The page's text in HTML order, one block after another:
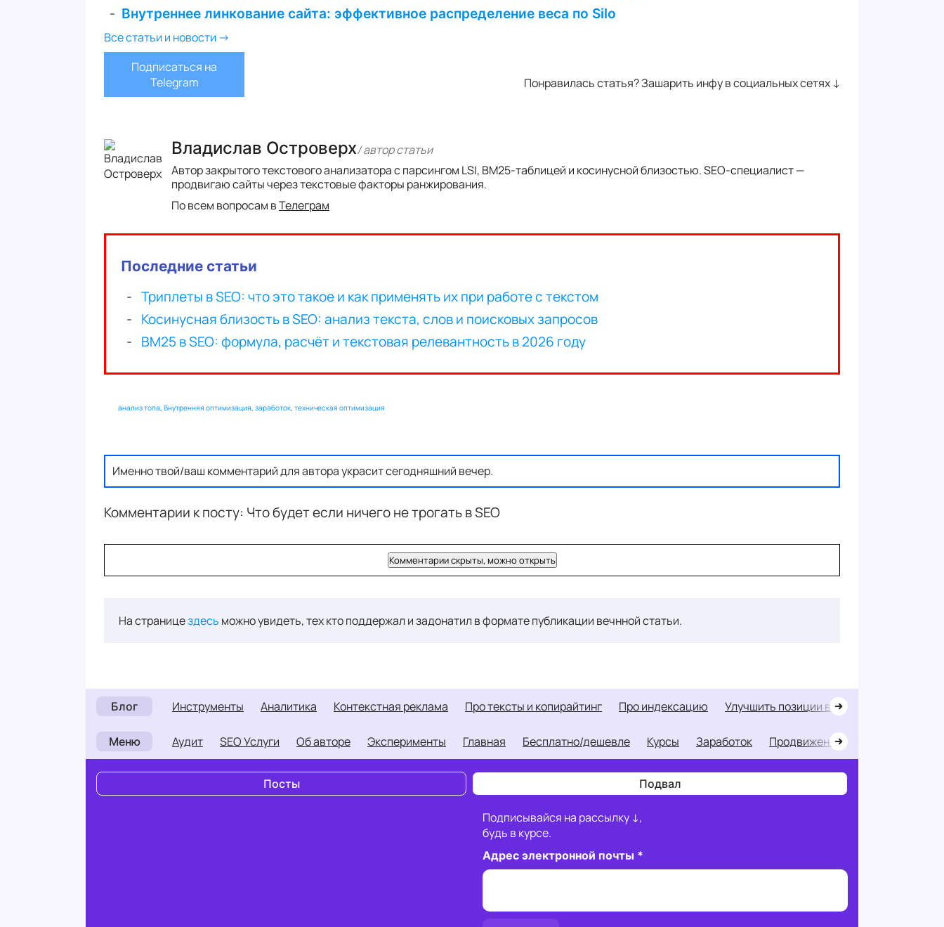
Внутреннее линкование сайта: эффективное распределение веса по Silo
Все статьи и новости →
Подписаться на
Telegram
Понравилась статья? Зашарить инфу в социальных сетях ↓
Владислав Островерх/ автор cтатьи
Автор закрытого текстового анализатора с парсингом LSI, BM25-таблицей и косинусной близостью. SEO-специалист —
продвигаю сайты через текстовые факторы ранжирования.
По всем вопросам вТелеграм
Последние статьи
анализ топа, Внутренняя оптимизация, заработок, техническая оптимизация
Именно твой/ваш комментарий для автора украсит сегодняшний вечер.
Комментарии к посту: Что будет если ничего не трогать в SEO
Комментарии скрыты, можно открыть
На страницездесь можно увидеть, тех кто поддержал и задонатил в формате публикации вечнной статьи.
Блог инструменты аналитика контекстная реклама про тексты и копирайтинг про индексацию улучшить позиции в выдаче
Меню Аудит SEO Услуги Об авторе Эксперименты Главная Бесплатно/дешевле Курсы Заработок Продвижение
Посты Подвал
Подписывайся на рассылку ↓,
будь в курсе.
Адрес электронной почты *